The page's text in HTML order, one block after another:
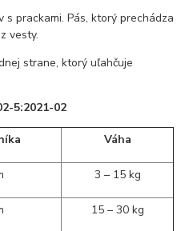
prackami. Pás, ktorý prechádza
vesty.
strane, ktorý uľahčuje
5:2021-02
Váha
3 – 15 kg
15 – 30 kg